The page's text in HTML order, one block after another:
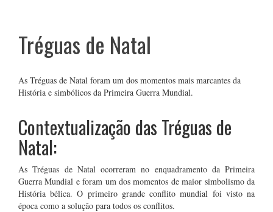
Tréguas de Natal
As Tréguas de Natal foram um dos momentos mais marcantes da
História e simbólicos da Primeira Guerra Mundial.
Contextualização das Tréguas de
Natal:
As Tréguas de Natal ocorreram no enquadramento da Primeira
Guerra Mundial e foram um dos momentos de maior simbolismo da
História bélica. O primeiro grande conflito mundial foi visto na
época como a solução para todos os conflitos.